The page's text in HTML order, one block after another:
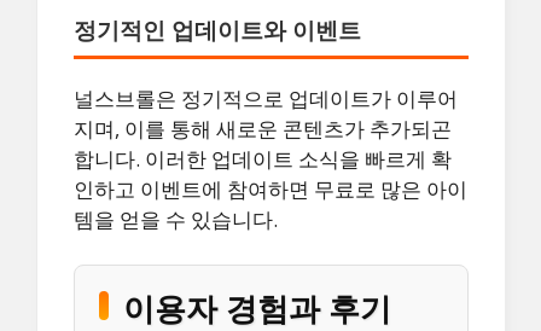
정기적인 업데이트와 이벤트
널스브롤은 정기적으로 업데이트가 이루어
지며, 이를 통해 새로운 콘텐츠가 추가되곤
합니다. 이러한 업데이트 소식을 빠르게 확
인하고 이벤트에 참여하면 무료로 많은 아이
템을 얻을 수 있습니다.
이용자 경험과 후기